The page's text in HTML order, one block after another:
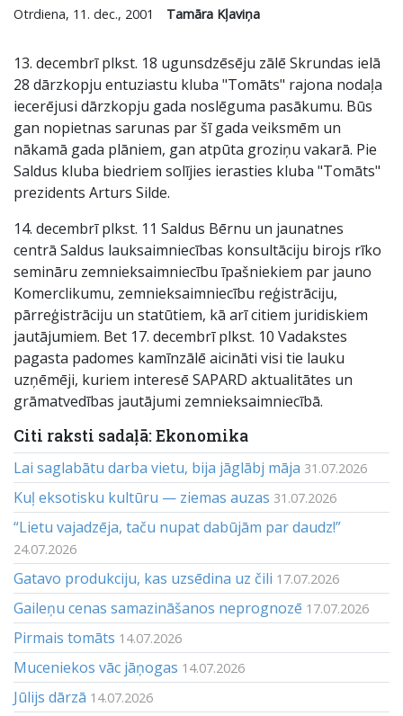
Otrdiena, 11. dec., 2001 Tamāra Kļaviņa
13. decembrī plkst. 18 ugunsdzēsēju zālē Skrundas ielā
28 dārzkopju entuziastu kluba "Tomāts" rajona nodaļa
iecerējusi dārzkopju gada noslēguma pasākumu. Būs
gan nopietnas sarunas par šī gada veiksmēm un
nākamā gada plāniem, gan atpūta groziņu vakarā. Pie
Saldus kluba biedriem solījies ierasties kluba "Tomāts"
prezidents Arturs Silde.
14. decembrī plkst. 11 Saldus Bērnu un jaunatnes
centrā Saldus lauksaimniecības konsultāciju birojs rīko
semināru zemnieksaimniecību īpašniekiem par jauno
Komerclikumu, zemnieksaimniecību reģistrāciju,
pārreģistrāciju un statūtiem, kā arī citiem juridiskiem
jautājumiem. Bet 17. decembrī plkst. 10 Vadakstes
pagasta padomes kamīnzālē aicināti visi tie lauku
uzņēmēji, kuriem interesē SAPARD aktualitātes un
grāmatvedības jautājumi zemnieksaimniecībā.
Citi raksti sadaļā: Ekonomika
Lai saglabātu darba vietu, bija jāglābj māja 31.07.2026
Kuļ eksotisku kultūru — ziemas auzas 31.07.2026
“Lietu vajadzēja, taču nupat dabūjām par daudz!”
24.07.2026
Gatavo produkciju, kas uzsēdina uz čili 17.07.2026
Gaileņu cenas samazināšanos neprognozē 17.07.2026
Pirmais tomāts 14.07.2026
Muceniekos vāc jāņogas 14.07.2026
Jūlijs dārzā 14.07.2026